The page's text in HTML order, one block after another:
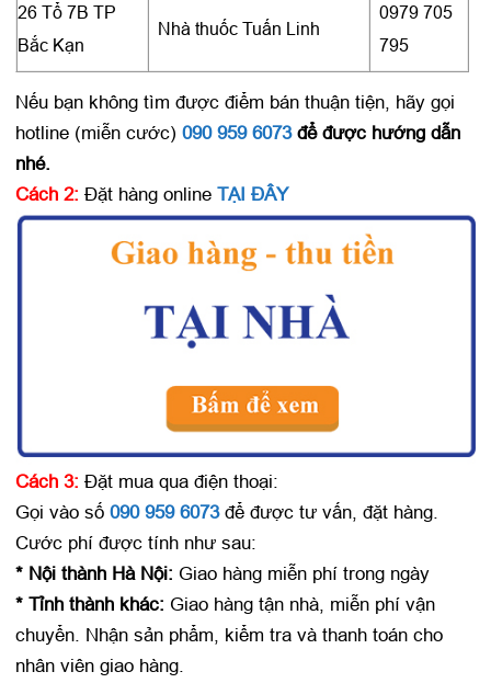
26 Tổ 7B TP
Bắc Kạn
Nhà thuốc Tuấn Linh
0979 705
795
Nếu bạn không tìm được điểm bán thuận tiện, hãy gọi
hotline (miễn cước) 090 959 6073để được hướng dẫn
nhé.
Cách 2: Đặt hàng online TẠI ĐÂY
Cách 3: Đặt mua qua điện thoại:
Gọi vào số 090 959 6073để được tư vấn, đặt hàng.
Cước phí được tính như sau:
* Nội thành Hà Nội: Giao hàng miễn phí trong ngày
* Tỉnh thành khác: Giao hàng tận nhà, miễn phí vận
chuyển. Nhận sản phẩm, kiểm tra và thanh toán cho
nhân viên giao hàng.